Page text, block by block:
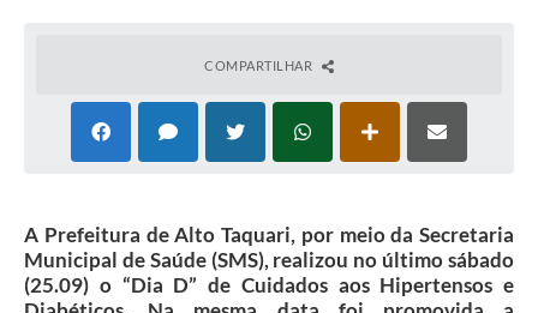
COMPARTILHAR
A Prefeitura de Alto Taquari, por meio da Secretaria
Municipal de Saúde (SMS), realizou no último sábado
(25.09) o “Dia D” de Cuidados aos Hipertensos e